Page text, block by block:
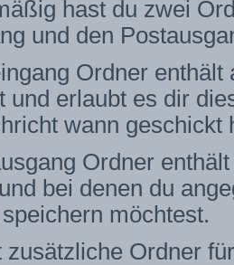
hast du zwei
und den
Ordner
und erlaubt es dir
wann geschickt
Ordner
bei denen du
möchtest.
zusätzliche Ordner